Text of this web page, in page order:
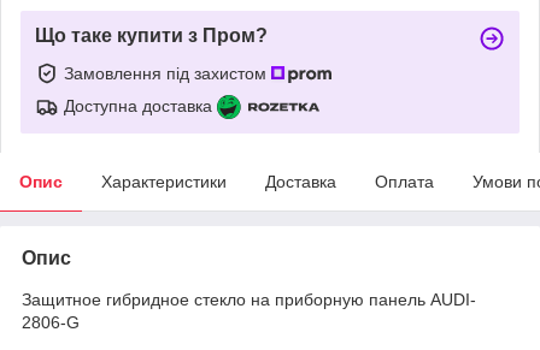
Що таке купити з Пром?
Замовлення під захистом
Доступна доставка
Опис Характеристики Доставка Оплата Умови
Опис
Защитное гибридное стекло на приборную панель AUDI-
2806-G